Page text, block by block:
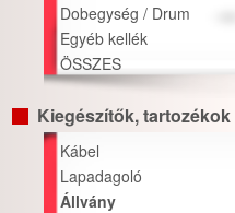
Dobegység / Drum
Egyéb kellék
ÖSSZES
Kiegészítők, tartozékok
Kábel
Lapadagoló
Állvány